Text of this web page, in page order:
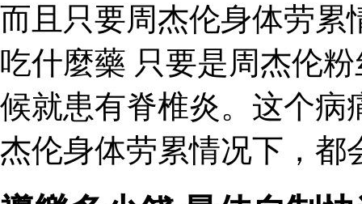
而且只要周杰伦身体劳累
吃什麼藥 只要是周杰伦
候就患有脊椎炎。这个病
杰伦身体劳累情况下，都